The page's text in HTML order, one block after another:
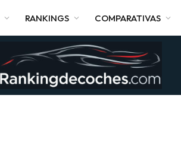
RANKINGS COMPARATIVAS